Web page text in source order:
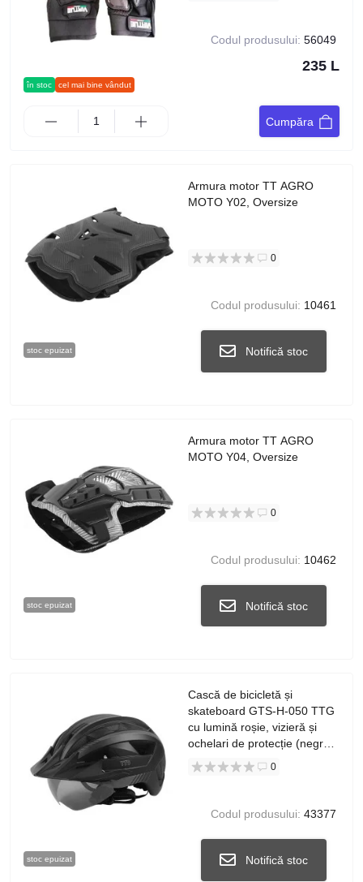
în stoc cel mai bine vândut
Codul produsului: 56049
235 L
Cumpăra
stoc epuizat
Armura motor TT AGRO
MOTO Y02, Oversize
0
Codul produsului: 10461
Notifică stoc
stoc epuizat
Armura motor TT AGRO
MOTO Y04, Oversize
0
Codul produsului: 10462
Notifică stoc
stoc epuizat
Cască de bicicletă și
skateboard GTS-H-050 TTG
cu lumină roșie, vizieră și
ochelari de protecție (negru
și roșu, mărimea L)
0
Codul produsului: 43377
Notifică stoc